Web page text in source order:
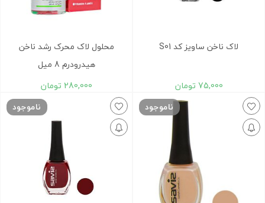
لاک ناخن ساویز کد S01
75,000 تومان
محلول لاک محرک رشد ناخن
هیدرودرم 8 میل
280,000 تومان
ناموجود ناموجود